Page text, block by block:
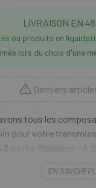
LIVRAISON EN
ou produits en
lors du choix d'une
Derniers
tous les
pour votre
ports Shimano -A
utilisées pour
EN SAVOIR